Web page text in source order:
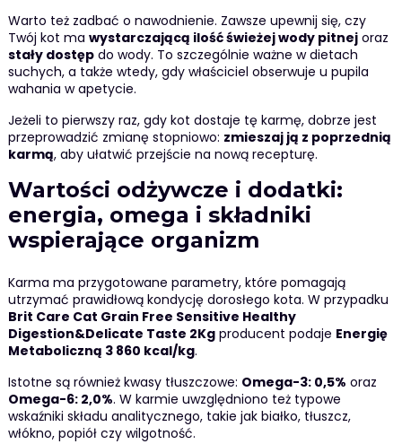
Warto też zadbać o nawodnienie. Zawsze upewnij się, czy
Twój kot ma wystarczającą ilość świeżej wody pitnejoraz
stały dostępdo wody. To szczególnie ważne w dietach
suchych, a także wtedy, gdy właściciel obserwuje u pupila
wahania w apetycie.
Jeżeli to pierwszy raz, gdy kot dostaje tę karmę, dobrze jest
przeprowadzić zmianę stopniowo: zmieszaj ją z poprzednią
karmą, aby ułatwić przejście na nową recepturę.
Wartości odżywcze i dodatki:
energia, omega i składniki
wspierające organizm
Karma ma przygotowane parametry, które pomagają
utrzymać prawidłową kondycję dorosłego kota. W przypadku
Brit Care Cat Grain Free Sensitive Healthy
Digestion&Delicate Taste 2Kgproducent podaje Energię
Metaboliczną 3 860 kcal/kg.
Istotne są również kwasy tłuszczowe: Omega-3: 0,5% oraz
Omega-6: 2,0%. W karmie uwzględniono też typowe
wskaźniki składu analitycznego, takie jak białko, tłuszcz,
włókno, popiół czy wilgotność.